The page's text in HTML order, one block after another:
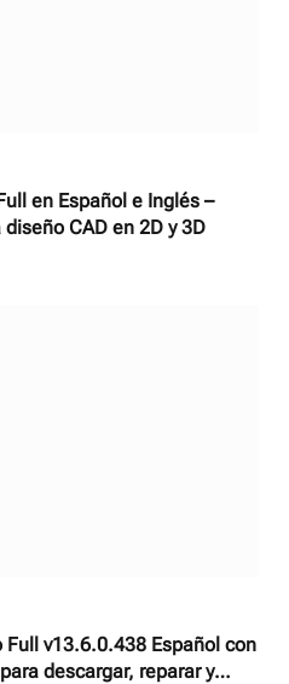
en Español e Inglés –
CAD en 2D y 3D
Full v13.6.0.438 Español con
descargar, reparar y